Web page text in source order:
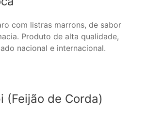
com listras marrons, de sabor
Produto de alta qualidade,
nacional e internacional.
(Feijão de Corda)